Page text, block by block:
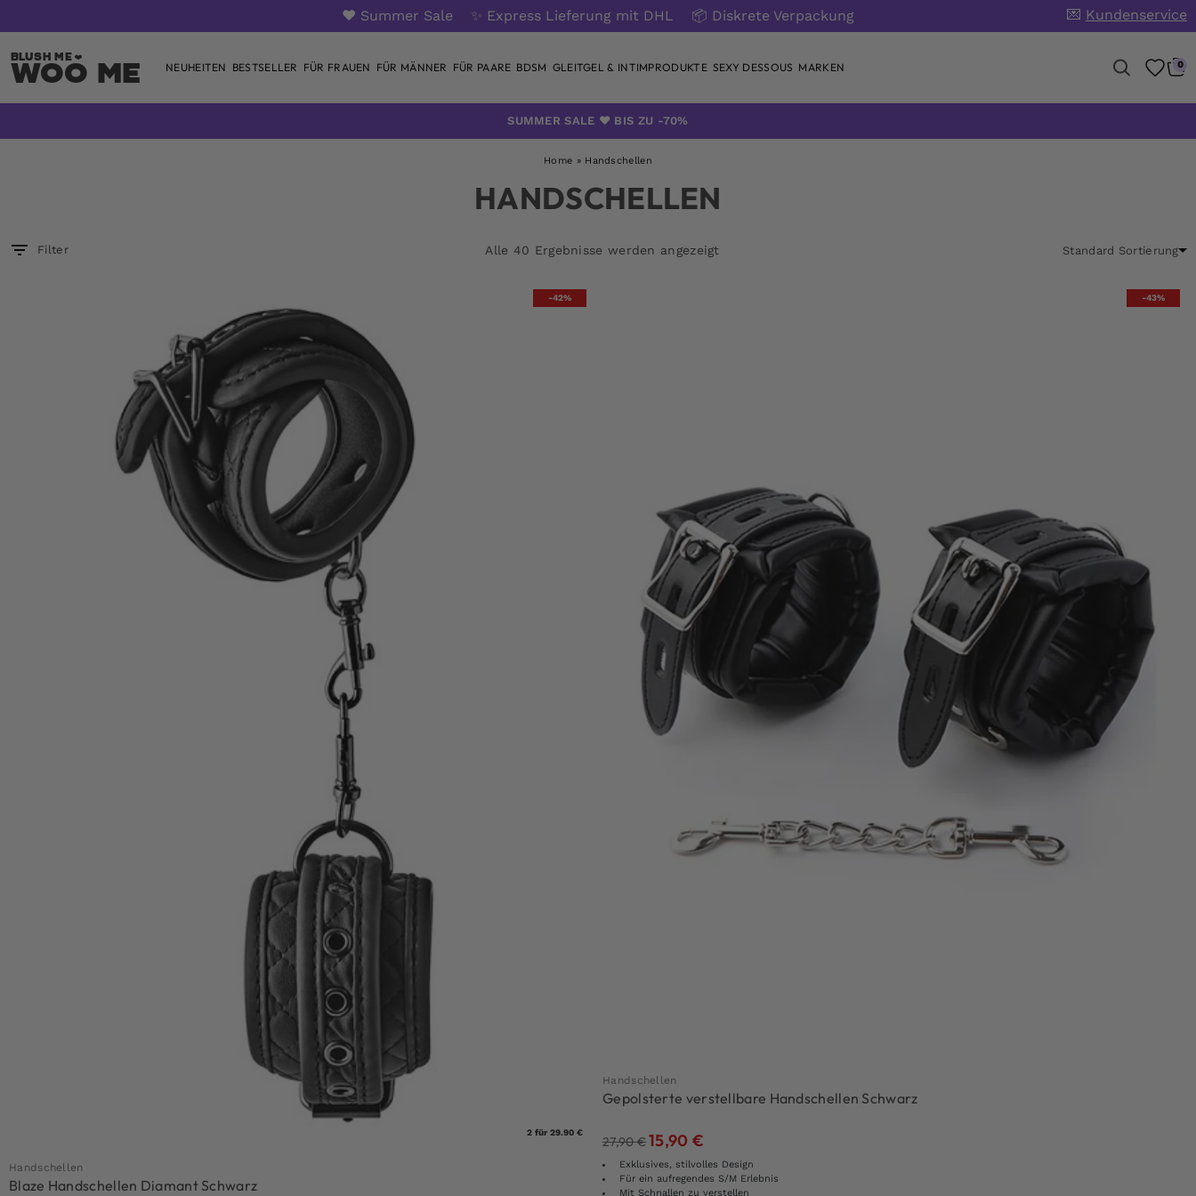
❤️ Summer Sale ✨ Express Lieferung mit DHL 📦 Diskrete Verpackung 💌 Kundenservice
Woo Me NEUHEITEN BESTSELLER FÜR FRAUEN FÜR MÄNNER FÜR PAARE BDSM GLEITGEL & INTIMPRODUKTE SEXY DESSOUS MARKEN 0
SUMMER SALE ❤️ BIS ZU -70%
Home » Handschellen
HANDSCHELLEN
Filter Alle 40 Ergebnisse werden angezeigt
-42%
2 für 29.90 €
Handschellen
Blaze Handschellen Diamant Schwarz
-43%
Handschellen
Gepolsterte verstellbare Handschellen Schwarz
27,90€15,90 €
Exklusives, stilvolles Design
Für ein aufregendes S/M Erlebnis
Mit Schnallen zu verstellen